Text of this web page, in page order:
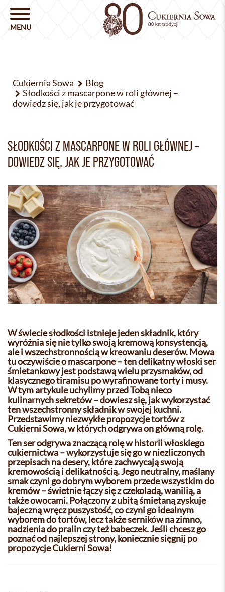
Cukiernia Sowa
Blog
Słodkości z mascarpone w roli głównej –
dowiedz się, jak je przygotować
SŁODKOŚCI Z MASCARPONE W ROLI GŁÓWNEJ –
DOWIEDZ SIĘ, JAK JE PRZYGOTOWAĆ
W świecie słodkości istnieje jeden składnik, który
wyróżnia się nie tylko swoją kremową konsystencją,
ale i wszechstronnością w kreowaniu deserów. Mowa
tu oczywiście o mascarpone – ten delikatny włoski ser
śmietankowy jest podstawą wielu przysmaków, od
klasycznego tiramisu po wyrafinowane torty i musy.
W tym artykule uchylimy przed Tobą nieco
kulinarnych sekretów – dowiesz się, jak wykorzystać
ten wszechstronny składnik w swojej kuchni.
Przedstawimy niezwykłe propozycje tortów z
Cukierni Sowa, w których odgrywa on główną rolę.
Ten ser odgrywa znaczącą rolę w historii włoskiego
cukiernictwa – wykorzystuje się go w niezliczonych
przepisach na desery, które zachwycają swoją
kremowością i delikatnością. Jego neutralny, maślany
smak czyni go dobrym wyborem przede wszystkim do
kremów – świetnie łączy się z czekoladą, wanilią, a
także owocami. Połączony z ubitą śmietaną zyskuje
bajeczną wręcz puszystość, co czyni go idealnym
wyborem do tortów, lecz także serników na zimno,
nadzienia do pralin czy też babeczek. Jeśli chcesz go
poznać od najlepszej strony, koniecznie sięgnij po
propozycje Cukierni Sowa!